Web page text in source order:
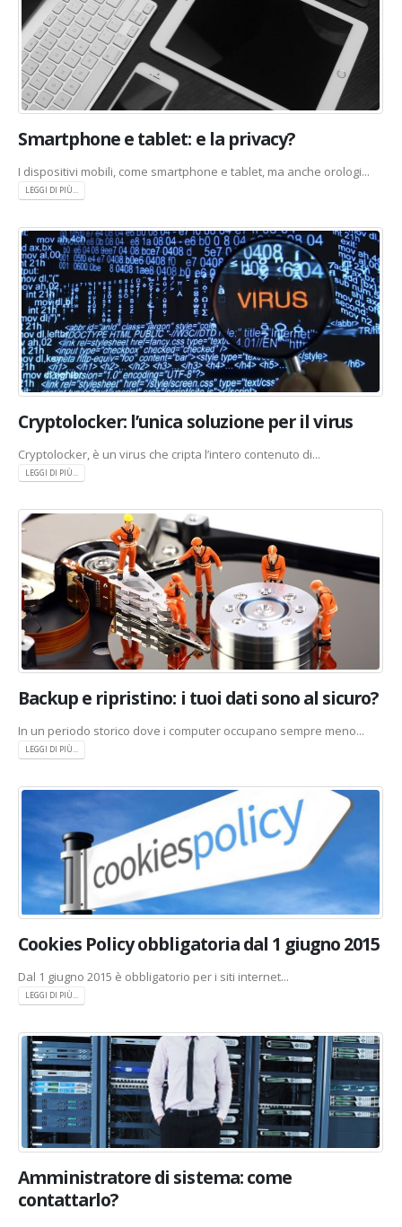
Smartphone e tablet: e la privacy?
I dispositivi mobili, come smartphone e tablet, ma anche orologi...
LEGGI DI PIÙ...
Cryptolocker: l’unica soluzione per il virus
Cryptolocker, è un virus che cripta l’intero contenuto di...
LEGGI DI PIÙ...
Backup e ripristino: i tuoi dati sono al sicuro?
In un periodo storico dove i computer occupano sempre meno...
LEGGI DI PIÙ...
Cookies Policy obbligatoria dal 1 giugno 2015
Dal 1 giugno 2015 è obbligatorio per i siti internet...
LEGGI DI PIÙ...
Amministratore di sistema: come
contattarlo?